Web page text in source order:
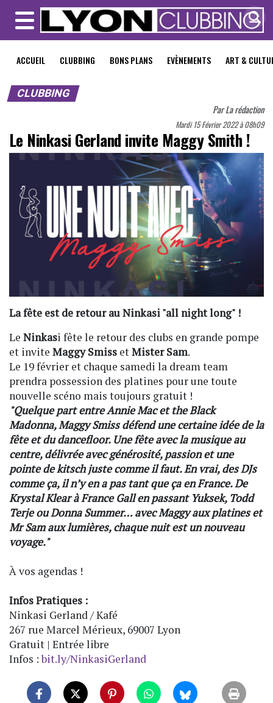
MENU
ACCUEIL CLUBBING BONS PLANS EVÈNEMENTS ART &
CLUBBING
ParLa rédaction
Mardi 15 Février 2022 à 08h09
Le Ninkasi Gerland invite Maggy Smith !
La fête est de retour auNinkasi"all night long" !
Le Ninkasi fête le retour des clubs en grande pompe
et invite Maggy Smiss etMister Sam.
Le 19 février et chaque samedi la dream team
prendra possession des platines pour une toute
nouvelle scéno mais toujours gratuit !
"Quelque part entre Annie Mac et the Black
Madonna, Maggy Smiss défend une certaine idée de la
fête et du dancefloor. Une fête avec la musique au
centre, délivrée avec générosité, passion et une
pointe de kitsch juste comme il faut. En vrai, des DJs
comme ça, il n’y en a pas tant que ça en France. De
Krystal Klear à France Gall en passant Yuksek, Todd
Terje ou Donna Summer… avec Maggy aux platines et
Mr Sam aux lumières, chaque nuit est un nouveau
voyage."
À vos agendas !
Infos Pratiques :
Ninkasi Gerland / Kafé
267 rue Marcel Mérieux, 69007 Lyon
Gratuit | Entrée libre
Infos :bit.ly/NinkasiGerland